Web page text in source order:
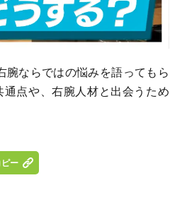
腕ならではの悩みを語ってもら
点や、右腕人材と出会うため
ー